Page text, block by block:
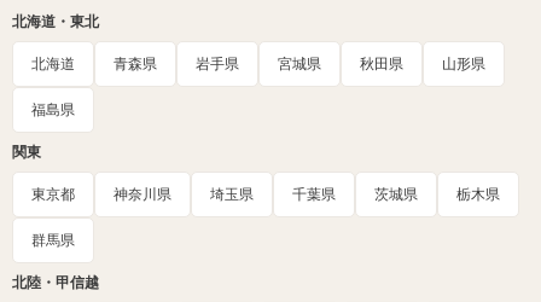
北海道・東北
北海道 青森県 岩手県 宮城県 秋田県 山形県
福島県
関東
東京都 神奈川県 埼玉県 千葉県 茨城県 栃木県
群馬県
北陸・甲信越